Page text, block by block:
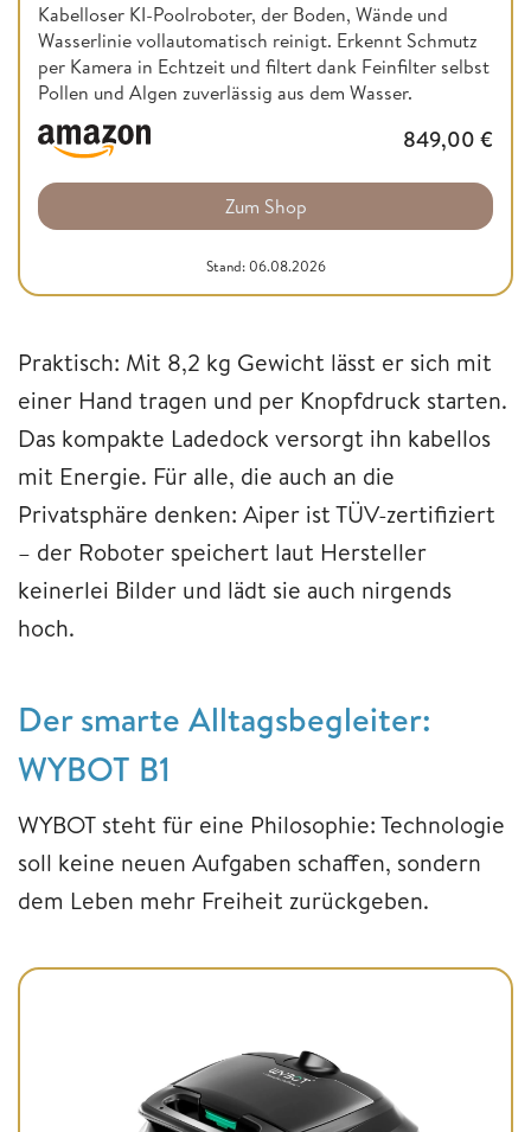
Kabelloser KI-Poolroboter, der Boden, Wände und
Wasserlinie vollautomatisch reinigt. Erkennt Schmutz
per Kamera in Echtzeit und filtert dank Feinfilter selbst
Pollen und Algen zuverlässig aus dem Wasser.
849,00 €
Zum Shop
Stand: 06.08.2026
Praktisch: Mit 8,2 kg Gewicht lässt er sich mit
einer Hand tragen und per Knopfdruck starten.
Das kompakte Ladedock versorgt ihn kabellos
mit Energie. Für alle, die auch an die
Privatsphäre denken: Aiper ist TÜV-zertifiziert
– der Roboter speichert laut Hersteller
keinerlei Bilder und lädt sie auch nirgends
hoch.
Der smarte Alltagsbegleiter:
WYBOT B1
WYBOT steht für eine Philosophie: Technologie
soll keine neuen Aufgaben schaffen, sondern
dem Leben mehr Freiheit zurückgeben.